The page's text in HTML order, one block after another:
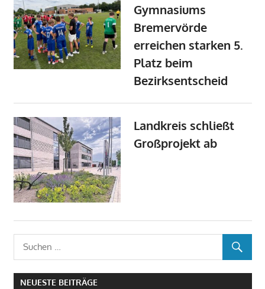
Gymnasiums
Bremervörde
erreichen starken 5.
Platz beim
Bezirksentscheid
Landkreis schließt
Großprojekt ab
NEUESTE BEITRÄGE